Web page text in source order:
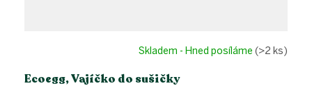
Ecoegg, Vajíčko do sušičky
Skladem - Hned posíláme (>2 ks)